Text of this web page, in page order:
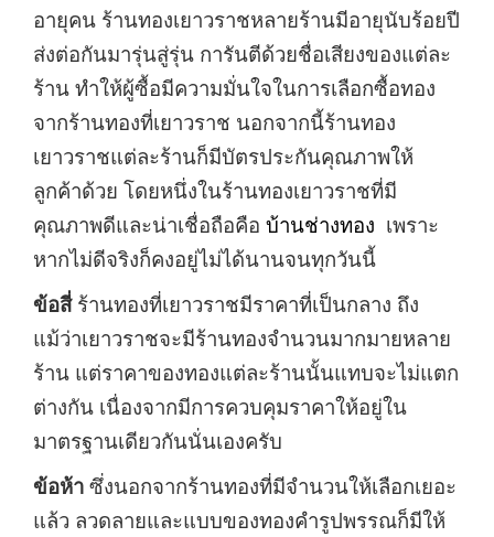
อายุคน ร้านทองเยาวราชหลายร้านมีอายุนับร้อยปี
ส่งต่อกันมารุ่นสู่รุ่น การันตีด้วยชื่อเสียงของแต่ละ
ร้าน ทำให้ผู้ซื้อมีความมั่นใจในการเลือกซื้อทอง
จากร้านทองที่เยาวราช นอกจากนี้ร้านทอง
เยาวราชแต่ละร้านก็มีบัตรประกันคุณภาพให้
ลูกค้าด้วย โดยหนึ่งในร้านทองเยาวราชที่มี
คุณภาพดีและน่าเชื่อถือคือ บ้านช่างทอง เพราะ
หากไม่ดีจริงก็คงอยู่ไม่ได้นานจนทุกวันนี้
ข้อสี่ร้านทองที่เยาวราชมีราคาที่เป็นกลาง ถึง
แม้ว่าเยาวราชจะมีร้านทองจำนวนมากมายหลาย
ร้าน แต่ราคาของทองแต่ละร้านนั้นแทบจะไม่แตก
ต่างกัน เนื่องจากมีการควบคุมราคาให้อยู่ใน
มาตรฐานเดียวกันนั่นเองครับ
ข้อห้า ซึ่งนอกจากร้านทองที่มีจำนวนให้เลือกเยอะ
แล้ว ลวดลายและแบบของทองคำรูปพรรณก็มีให้